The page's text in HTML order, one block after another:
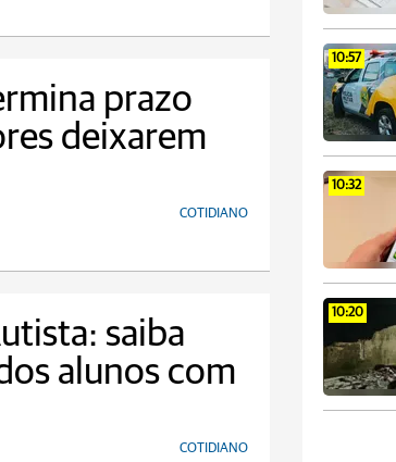
prazo
deixarem
COTIDIANO
saiba
alunos com
COTIDIANO
10:57
10:32
10:20